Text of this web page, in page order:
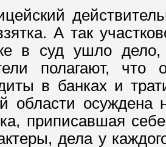
А так
в суд ушло дело,
полагают,
в банках и
области осуждена
приписавшая
дела у